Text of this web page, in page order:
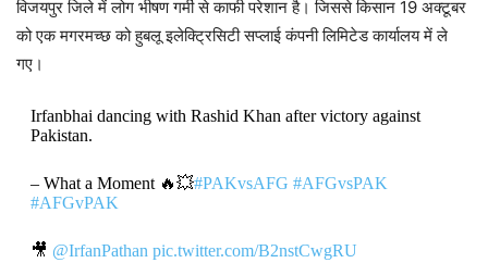
विजयपुर जिले में लोग भीषण गर्मी से काफी परेशान है। जिससे किसान 19 अक्टूबर
को एक मगरमच्छ को हुबलू इलेक्ट्रिसिटी सप्लाई कंपनी लिमिटेड कार्यालय में ले
गए।
Irfanbhai dancing with Rashid Khan after victory against
Pakistan.
– What a Moment 🔥💥#PAKvsAFG #AFGvsPAK
#AFGvPAK
🎥 @IrfanPathan pic.twitter.com/B2nstCwgRU